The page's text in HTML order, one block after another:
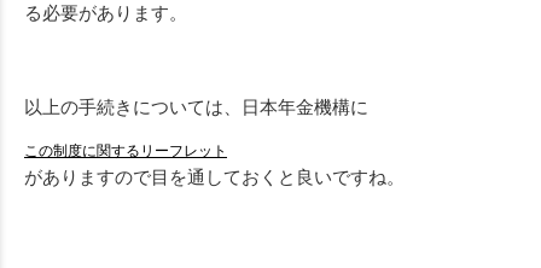
る必要があります。
以上の手続きについては、日本年金機構に
この制度に関するリーフレット
がありますので目を通しておくと良いですね。